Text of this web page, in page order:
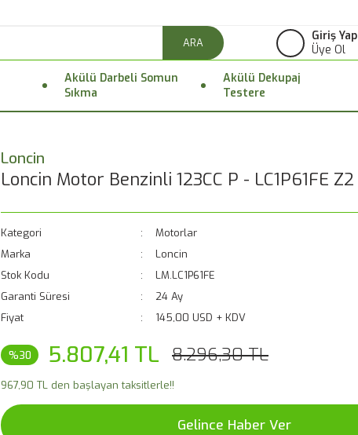
ARA
Giriş Yap
Üye Ol
Akülü Darbeli Somun
Sıkma
Akülü Dekupaj
Testere
Loncin
Loncin Motor Benzinli 123CC P - LC1P61FE Z2
Kategori
Motorlar
Marka
Loncin
Stok Kodu
LM.LC1P61FE
Garanti Süresi
24 Ay
Fiyat
145,00 USD + KDV
%30 5.807,41 TL 8.296,30 TL
967,90 TL den başlayan taksitlerle!!
Gelince Haber Ver